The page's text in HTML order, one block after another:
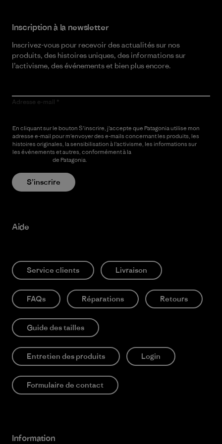
Inscription à la newsletter
Inscrivez-vous pour recevoir des actualités sur nos
produits, des histoires uniques, des informations sur
l’activisme, des événements et bien plus encore.
Adresse e-mail
En cliquant sur le bouton S’inscrire, j’accepte que Patagonia utilise mon
adresse e-mail pour m’envoyer des e-mails concernant les produits, les
histoires originales, la sensibilisation à l’activisme, les informations sur
les événements et autres, conformément à la
de Patagonia.
S’inscrire
Aide
Service clients Livraison
FAQs Réparations Retours
Guide des tailles
Entretien des produits Login
Formulaire de contact
Information